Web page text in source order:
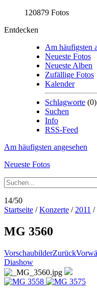
120879 Fotos
Entdecken
Am häufigsten
Neueste Fotos
Neueste Alben
Zufällige Fotos
Kalender
Schlagworte (0)
Suchen
Info
RSS-Feed
Am häufigsten angesehen
Neueste Fotos
14/50
Startseite /Konzerte / 2011 /
MG 3560
VorschaubilderZurück
Diashow